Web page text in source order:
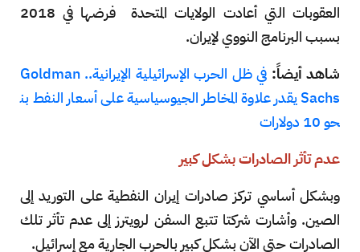
العقوبات التي أعادت الولايات المتحدة فرضها في 2018
بسبب البرنامج النووي لإيران.
شاهد أيضاً:
في ظل الحرب الإسرائيلية الإيرانية.. Goldman
Sachs يقدر علاوة المخاطر الجيوسياسية على أسعار النفط بن
حو 10 دولارات
عدم تأثر الصادرات بشكل كبير
وبشكل أساسي تركز صادرات إيران النفطية على التوريد إلى
الصين. وأشارت شركتا تتبع السفن لرويترز إلى عدم تأثر تلك
الصادرات حتى الآن بشكل كبير بالحرب الجارية مع إسرائيل.